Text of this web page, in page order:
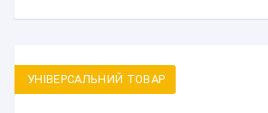
УНІВЕРСАЛЬНИЙ ТОВАР